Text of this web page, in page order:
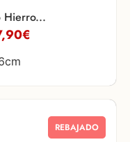
Hierro...
€
REBAJADO